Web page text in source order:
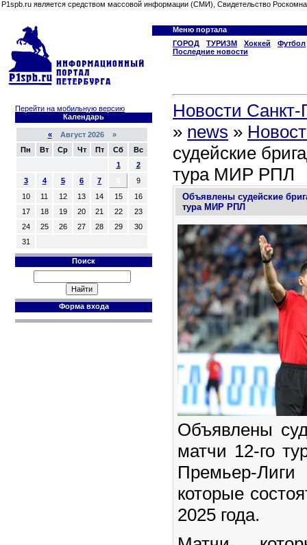
P1spb.ru является средством массовой информации (СМИ), Свидетельство
Меню портала
ГОРОД
ТУРИЗМ Хоккей
Футбол
Последние новости
Перейти на мобильную версию
Календарь
«Август 2026 »
Пн
Вт Ср Чт Пт Сб
Вс
1
2
3
4 5 6 7
9
10
11 12 13 14 15
16
17
18 19 20 21 22
23
24
25 26 27 28 29
30
31
Поиск
Форма входа
Новости Санкт-
» news »
судейские
тура МИР РПЛ
Объявлены судейские
тура МИР РПЛ
Объявлены
матчи 12-го
Премьер-Лиги
которые
2025 года.